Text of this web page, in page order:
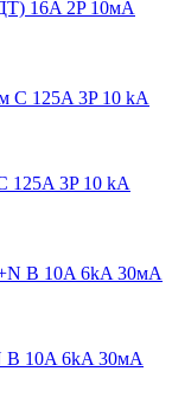
16A 2P 10мА
125A 3P 10 kA
B 10A 6kA 30мА